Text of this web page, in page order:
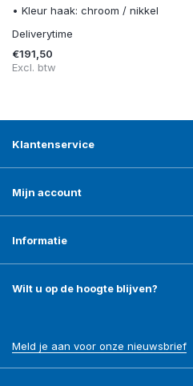
• Kleur haak: chroom / nikkel
Deliverytime
€191,50
Excl. btw
Klantenservice
Mijn account
Informatie
Wilt u op de hoogte blijven?
Meld je aan voor onze nieuwsbrief